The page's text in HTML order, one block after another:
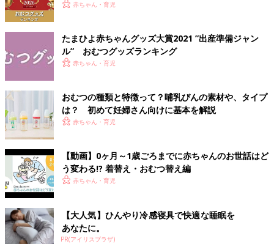
2026】
赤ちゃん・育児
たまひよ赤ちゃんグッズ大賞2021 ”出産準備ジャン
ル” おむつグッズランキング
赤ちゃん・育児
おむつの種類と特徴って？哺乳びんの素材や、タイプ
は？ 初めて妊婦さん向けに基本を解説
赤ちゃん・育児
【動画】0ヶ月～1歳ごろまでに赤ちゃんのお世話はど
う変わる!? 着替え・おむつ替え編
赤ちゃん・育児
【大人気】ひんやり冷感寝具で快適な睡眠を
あなたに。
PR(アイリスプラザ)